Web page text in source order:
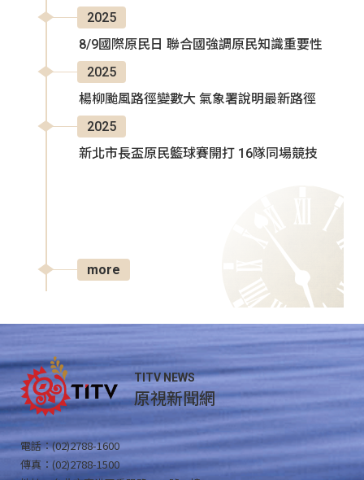
2025
8/9國際原民日 聯合國強調原民知識重要性
2025
楊柳颱風路徑變數大 氣象署說明最新路徑
2025
新北市長盃原民籃球賽開打 16隊同場競技
more
TITV NEWS
原視新聞網
電話：(02)2788-1600
傳真：(02)2788-1500